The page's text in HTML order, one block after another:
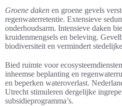
Groene daken en groene gevels
regenwaterretentie. Extensieve
onderhoudsarm. Intensieve daken
kruidenmengsels en beleving.
biodiversiteit en vermindert
Bied ruimte voor
inheemse beplanting en
en beperken wateroverlast.
Utrecht stimuleren dergelijke
subsidieprogramma’s.